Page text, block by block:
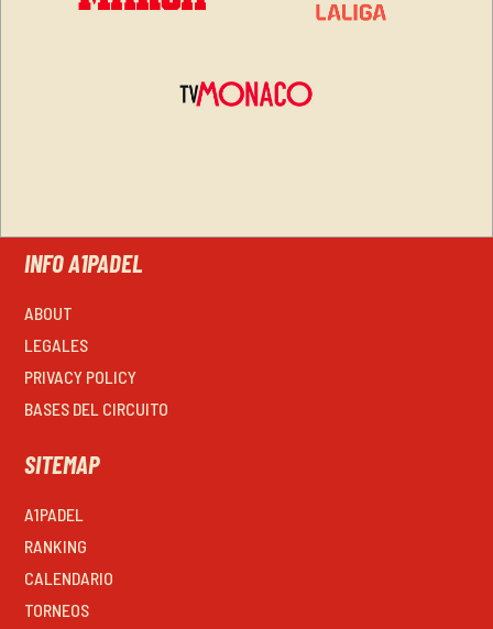
INFO A1PADEL
ABOUT
LEGALES
PRIVACY POLICY
BASES DEL CIRCUITO
SITEMAP
A1PADEL
RANKING
CALENDARIO
TORNEOS